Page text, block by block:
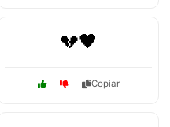
💔🖤
Copiar